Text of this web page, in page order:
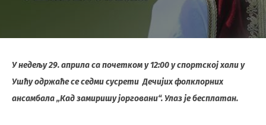
У недељу 29. априла са почетком у 12:00 у спортској хали у
Ушћу одржаће се седми сусрети Дечијих фолклорних
ансамбала „Кад замиришу јорговани“. Улаз јe бeсплатан.